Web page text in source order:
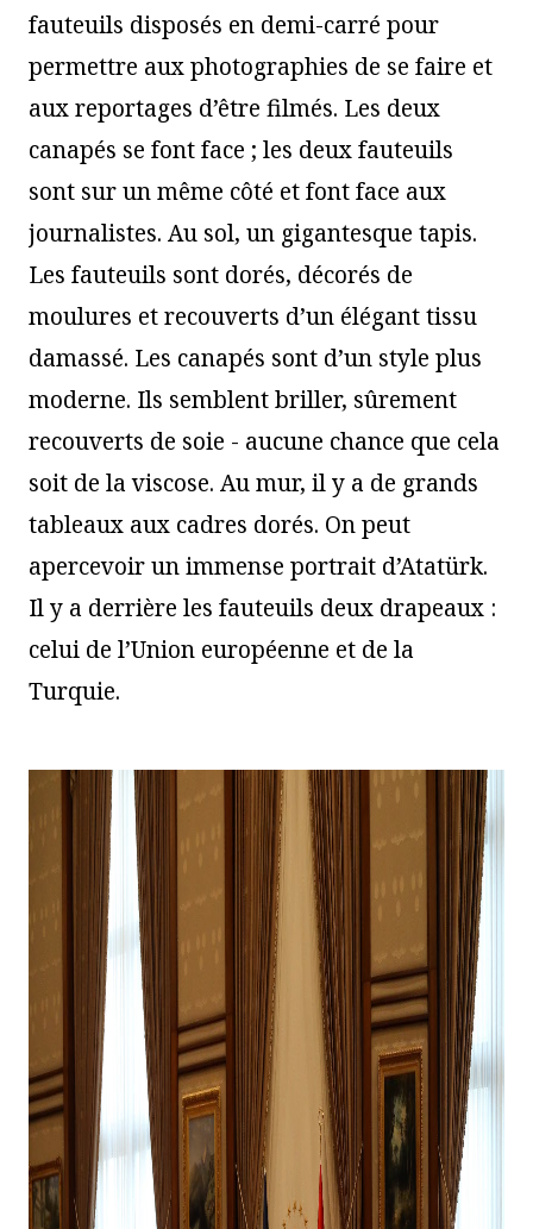
fauteuils disposés en demi-carré pour
permettre aux photographies de se faire et
aux reportages d’être filmés. Les deux
canapés se font face ; les deux fauteuils
sont sur un même côté et font face aux
journalistes. Au sol, un gigantesque tapis.
Les fauteuils sont dorés, décorés de
moulures et recouverts d’un élégant tissu
damassé. Les canapés sont d’un style plus
moderne. Ils semblent briller, sûrement
recouverts de soie - aucune chance que cela
soit de la viscose. Au mur, il y a de grands
tableaux aux cadres dorés. On peut
apercevoir un immense portrait d’Atatürk.
Il y a derrière les fauteuils deux drapeaux :
celui de l’Union européenne et de la
Turquie.